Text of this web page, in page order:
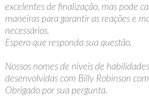
excelentes de finalização, mas pode
maneiras para garantir as reações e
necessários.
Espero que responda sua questão.
Nossos nomes de níveis de
desenvolvidas com Billy Robinson
Obrigado por sua pergunta.